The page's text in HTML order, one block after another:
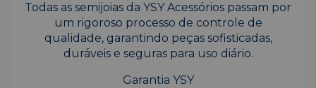
Todas as semijoias da YSY Acessórios passam por
um rigoroso processo de controle de
qualidade, garantindo peças sofisticadas,
duráveis e seguras para uso diário.
Garantia YSY